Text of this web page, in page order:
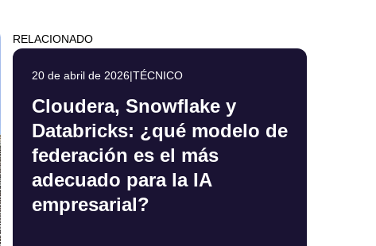
RELACIONADO
20 de abril de 2026|TÉCNICO
Cloudera, Snowflake y
Databricks: ¿qué modelo de
federación es el más
adecuado para la IA
empresarial?